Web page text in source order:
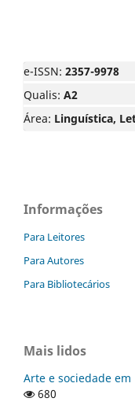
e-ISSN: 2357-9978
Qualis: A2
Área: Linguística,
Informações
Para Leitores
Para Autores
Para Bibliotecários
Mais lidos
Arte e sociedade
680